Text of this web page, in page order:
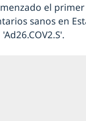
el
sanos en